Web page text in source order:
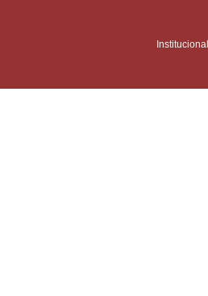
Institucional